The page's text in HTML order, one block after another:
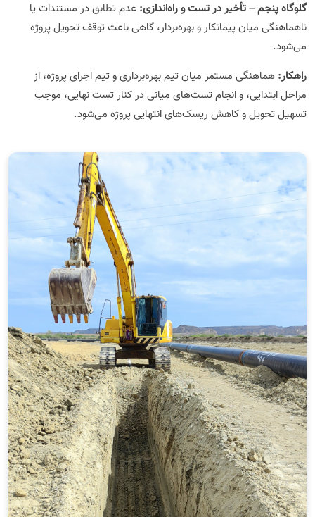
گلوگاه پنجم – تأخیر در تست و راه‌اندازی: عدم تطابق در مستندات یا
ناهماهنگی میان پیمانکار و بهره‌بردار، گاهی باعث توقف تحویل پروژه
می‌شود.
راهکار: هماهنگی مستمر میان تیم بهره‌برداری و تیم اجرای پروژه، از
مراحل ابتدایی، و انجام تست‌های میانی در کنار تست نهایی، موجب
تسهیل تحویل و کاهش ریسک‌های انتهایی پروژه می‌شود.